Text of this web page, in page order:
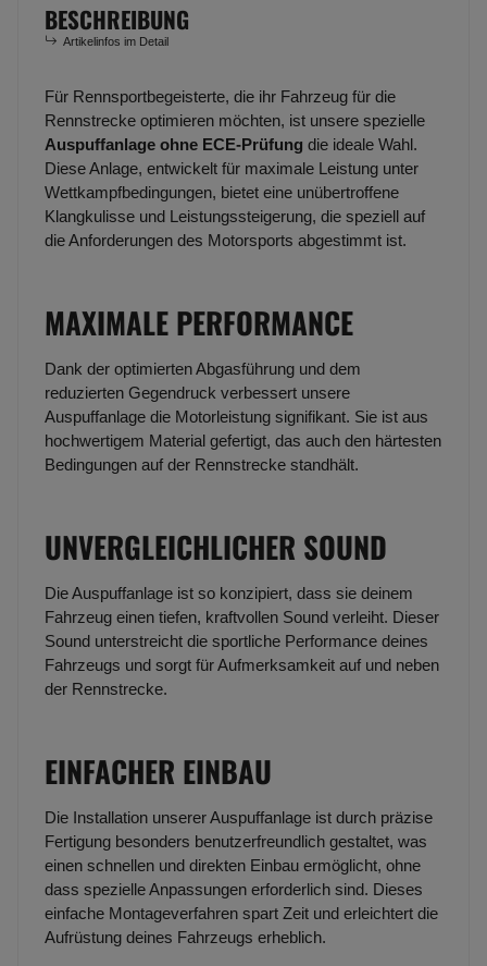
BESCHREIBUNG
Artikelinfos im Detail
Für Rennsportbegeisterte, die ihr Fahrzeug für die
Rennstrecke optimieren möchten, ist unsere spezielle
Auspuffanlage ohne ECE-Prüfung die ideale Wahl.
Diese Anlage, entwickelt für maximale Leistung unter
Wettkampfbedingungen, bietet eine unübertroffene
Klangkulisse und Leistungssteigerung, die speziell auf
die Anforderungen des Motorsports abgestimmt ist.
MAXIMALE PERFORMANCE
Dank der optimierten Abgasführung und dem
reduzierten Gegendruck verbessert unsere
Auspuffanlage die Motorleistung signifikant. Sie ist aus
hochwertigem Material gefertigt, das auch den härtesten
Bedingungen auf der Rennstrecke standhält.
UNVERGLEICHLICHER SOUND
Die Auspuffanlage ist so konzipiert, dass sie deinem
Fahrzeug einen tiefen, kraftvollen Sound verleiht. Dieser
Sound unterstreicht die sportliche Performance deines
Fahrzeugs und sorgt für Aufmerksamkeit auf und neben
der Rennstrecke.
EINFACHER EINBAU
Die Installation unserer Auspuffanlage ist durch präzise
Fertigung besonders benutzerfreundlich gestaltet, was
einen schnellen und direkten Einbau ermöglicht, ohne
dass spezielle Anpassungen erforderlich sind. Dieses
einfache Montageverfahren spart Zeit und erleichtert die
Aufrüstung deines Fahrzeugs erheblich.